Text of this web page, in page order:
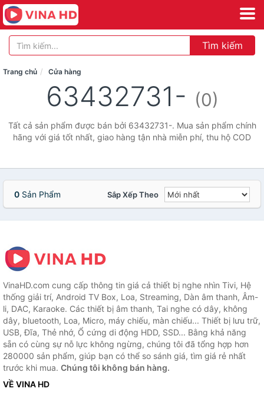
Tìm kiếm
Trang chủ Cửa hàng
63432731- (0)
Tất cả sản phẩm được bán bởi 63432731-. Mua sản phẩm chính
hãng với giá tốt nhất, giao hàng tận nhà miễn phí, thu hộ COD
0 Sản Phẩm Sắp Xếp Theo
VinaHD.com cung cấp thông tin giá cả thiết bị nghe nhìn Tivi, Hệ
thống giải trí, Android TV Box, Loa, Streaming, Dàn âm thanh, Âm-
li, DAC, Karaoke. Các thiết bị âm thanh, Tai nghe có dây, không
dây, bluetooth, Loa, Micro, máy chiếu, màn chiếu... Thiết bị lưu trữ,
USB, Đĩa, Thẻ nhớ, Ổ cứng di động HDD, SSD... Bằng khả năng
sẵn có cùng sự nỗ lực không ngừng, chúng tôi đã tổng hợp hơn
280000 sản phẩm, giúp bạn có thể so sánh giá, tìm giá rẻ nhất
trước khi mua. Chúng tôi không bán hàng.
VỀ VINA HD